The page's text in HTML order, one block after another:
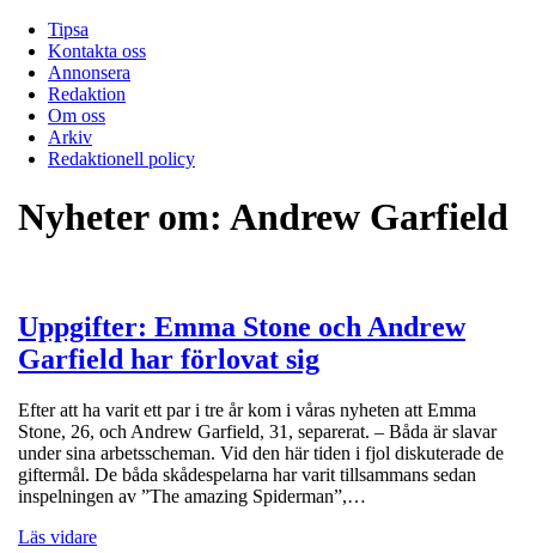
Tipsa
Kontakta oss
Annonsera
Redaktion
Om oss
Arkiv
Redaktionell policy
Nyheter om: Andrew Garfield
Uppgifter: Emma Stone och Andrew
Garfield har förlovat sig
Efter att ha varit ett par i tre år kom i våras nyheten att Emma
Stone, 26, och Andrew Garfield, 31, separerat. – Båda är slavar
under sina arbetsscheman. Vid den här tiden i fjol diskuterade de
giftermål. De båda skådespelarna har varit tillsammans sedan
inspelningen av ”The amazing Spiderman”,…
Läs vidare